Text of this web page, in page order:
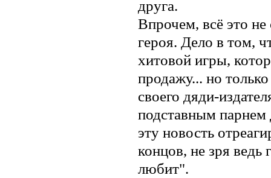
друга.
Впрочем, всё это
героя. Дело в том,
хитовой игры,
продажу... но
своего дяди-
подставным парнем
эту новость
концов, не зря ведь
любит".